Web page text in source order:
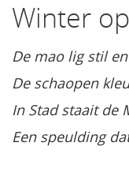
Winter
De mao lig stil
De schaopen
In Stad staait de
Een speulding